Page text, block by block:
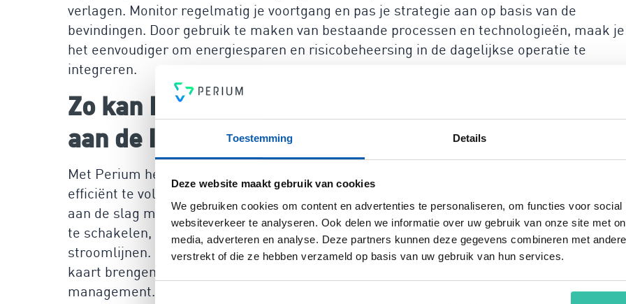
Toestemming Details
Deze website maakt gebruik van cookies
We gebruiken cookies om content en advertenties te personaliseren, om functies voor
websiteverkeer te analyseren. Ook delen we informatie over uw gebruik van onze site met
media, adverteren en analyse. Deze partners kunnen deze gegevens combineren met
verstrekt of die ze hebben verzameld op basis van uw gebruik van hun services.
verlagen. Monitor regelmatig je voortgang en pas je strategie aan op basis van de
bevindingen. Door gebruik te maken van bestaande processen en technologieën, maak je
het eenvoudiger om energiesparen en risicobeheersing in de dagelijkse operatie te
integreren.
Zo kan Perium jou helpen eenvoudig en efficiënt
aan de ISO50001 te voldoen
Met Perium heb je een gebruiksvriendelijk en laagdrempelig platform dat je helpt om
efficiënt te voldoen aan ISO50001. Binnen 30 minuten ben je operationeel en kun je direct
aan de slag met het beheren van je energieprestaties. Je hoeft geen dure consultants in
te schakelen, want Perium biedt alle benodigde tools en templates om het proces te
stroomlijnen. Dankzij de integrale aanpak van ons platform kun je eenvoudig risico’s in
kaart brengen, je energieprestaties monitoren en vastleggen, en rapporteren aan het
management. Dit alles draagt bij aan een betere en efficiëntere organisatie.